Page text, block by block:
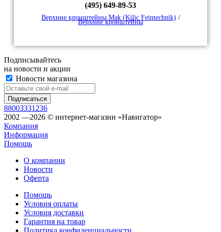
(495) 649-89-53
Верхние кронштейны Mak (Kilic Feintechnik) /
Верхние кронштейны
Подписывайтесь
на новости и акции
Новости магазина
88003331236
2002 —2026 © интернет-магазин «Навигатор»
Компания
Информация
Помощь
О компании
Новости
Оферта
Помощь
Условия оплаты
Условия доставки
Гарантия на товар
Политика конфиденциальности